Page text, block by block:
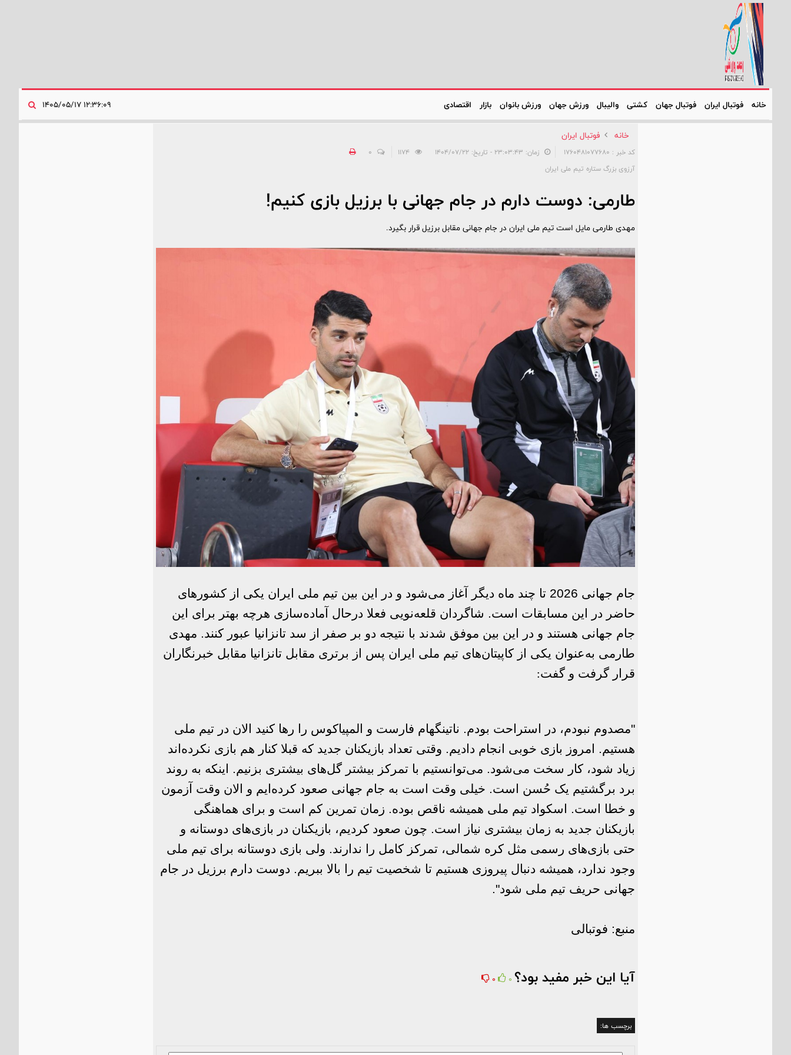
خانه فوتبال ایران فوتبال جهان کشتی والیبال ورزش جهان ورزش بانوان بازار اقتصادی
خانه فوتبال ایران
کد خبر : 1760481077680 زمان: ۲۳:۰۳:۴۳ - تاریخ: ۱۴۰۴/۰۷/۲۲ 1174
0
آرزوی بزرگ ستاره تیم ملی ایران
طارمی: دوست دارم در جام جهانی با برزیل بازی کنیم!
مهدی طارمی مایل است تیم ملی ایران در جام جهانی مقابل برزیل قرار بگیرد.
جام جهانی 2026 تا چند ماه دیگر آغاز می‌شود و در این بین تیم ملی ایران یکی از کشورهای
حاضر در این مسابقات است. شاگردان قلعه‌نویی فعلا درحال آماده‌سازی هرچه بهتر برای این
جام جهانی هستند و در این بین موفق شدند با نتیجه دو بر صفر از سد تانزانیا عبور کنند. مهدی
طارمی به‌‌عنوان یکی از کاپیتان‌های تیم ملی ایران پس از برتری مقابل تانزانیا مقابل خبرنگاران
قرار گرفت و گفت:
"مصدوم نبودم، در استراحت بودم. ناتینگهام فارست و المپیاکوس را رها کنید الان در تیم ملی
هستیم. امروز بازی خوبی انجام دادیم. وقتی تعداد بازیکنان جدید که قبلا کنار هم بازی نکرده‌اند
زیاد شود، کار سخت می‌شود. می‌توانستیم با تمرکز بیشتر گل‌های بیشتری بزنیم. اینکه به روند
برد برگشتیم یک حُسن است. خیلی وقت است به جام جهانی صعود کرده‌ایم و الان وقت آزمون
و خطا است. اسکواد تیم ملی همیشه ناقص بوده. زمان تمرین کم است و برای هماهنگی
بازیکنان جدید به زمان بیشتری نیاز است. چون صعود کردیم، بازیکنان در بازی‌های دوستانه و
حتی بازی‌های رسمی مثل کره شمالی، تمرکز کامل را ندارند. ولی بازی دوستانه برای تیم ملی
وجود ندارد، همیشه دنبال پیروزی هستیم تا شخصیت تیم را بالا ببریم. دوست دارم برزیل در جام
جهانی حریف تیم ملی شود".
منبع: فوتبالی
آیا این خبر مفید بود؟ 0
0
برچسب ها: